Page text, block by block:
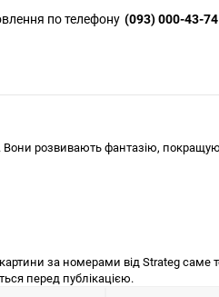
по телефону (093) 000-43-74
розвивають фантазію,
за номерами від Strateg саме
перед публікацією.